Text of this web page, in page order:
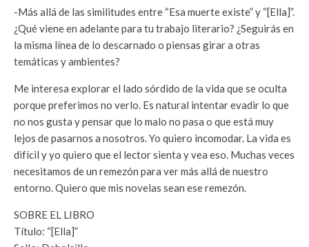
-Más allá de las similitudes entre “Esa muerte existe” y “[Ella]”.
¿Qué viene en adelante para tu trabajo literario? ¿Seguirás en
la misma línea de lo descarnado o piensas girar a otras
temáticas y ambientes?
Me interesa explorar el lado sórdido de la vida que se oculta
porque preferimos no verlo. Es natural intentar evadir lo que
no nos gusta y pensar que lo malo no pasa o que está muy
lejos de pasarnos a nosotros. Yo quiero incomodar. La vida es
difícil y yo quiero que el lector sienta y vea eso. Muchas veces
necesitamos de un remezón para ver más allá de nuestro
entorno. Quiero que mis novelas sean ese remezón.
SOBRE EL LIBRO
Título: “[Ella]”